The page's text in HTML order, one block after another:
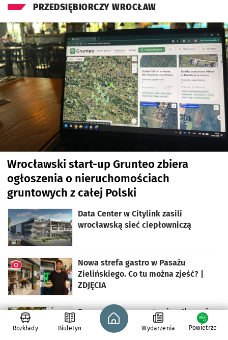
PRZEDSIĘBIORCZY WROCŁAW
Wrocławski start-up Grunteo zbiera
ogłoszenia o nieruchomościach
gruntowych z całej Polski
Data Center w Citylink zasili
wrocławską sieć ciepłowniczą
Nowa strefa gastro w Pasażu
Zielińskiego. Co tu można zjeść? |
ZDJĘCIA
Sezonowa praca za granicą. Ile można
zarobić. Gdzie szukać ofert
Rozkłady Biuletyn
Strona główna - wroclaw.pl
Wydarzenia Powietrze